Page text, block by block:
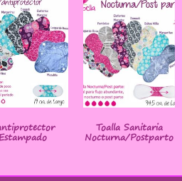
Estampado
Toalla Sanitaria
Nocturna/Postparto